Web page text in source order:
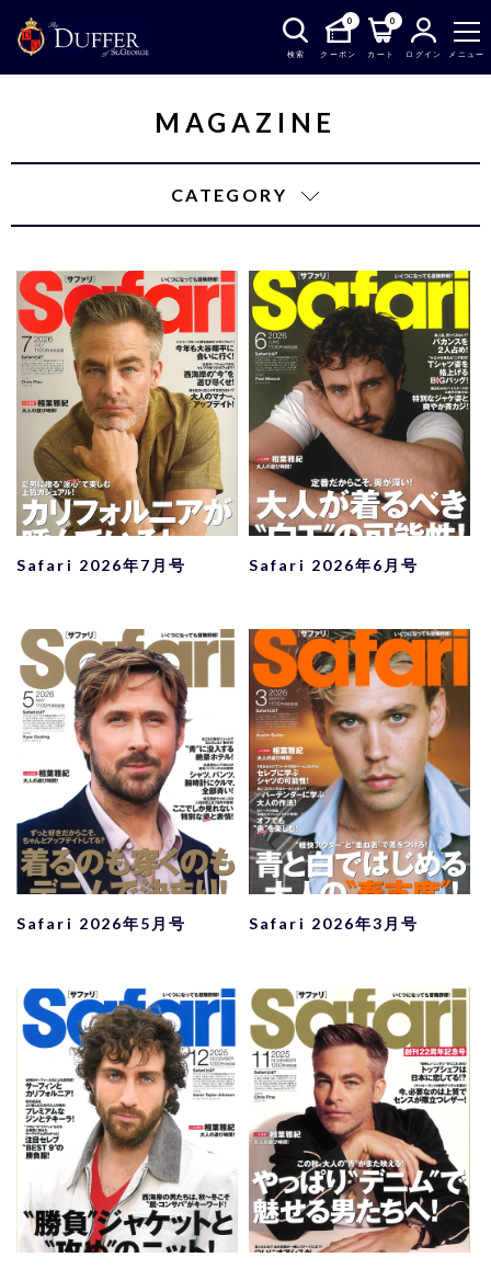
検索
0
クーポン
0
カート ログイン メニュー
MAGAZINE
CATEGORY
Safari 2026年7月号 Safari 2026年6月号
Safari 2026年5月号 Safari 2026年3月号